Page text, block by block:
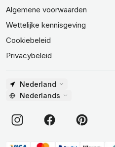
Algemene voorwaarden
Wettelijke kennisgeving
Cookiebeleid
Privacybeleid
Nederland
Nederlands